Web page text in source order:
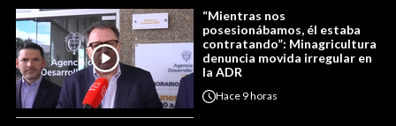
“Mientras nos
posesionábamos, él estaba
contratando”: Minagricultura
denuncia movida irregular en
la ADR
Hace 9 horas